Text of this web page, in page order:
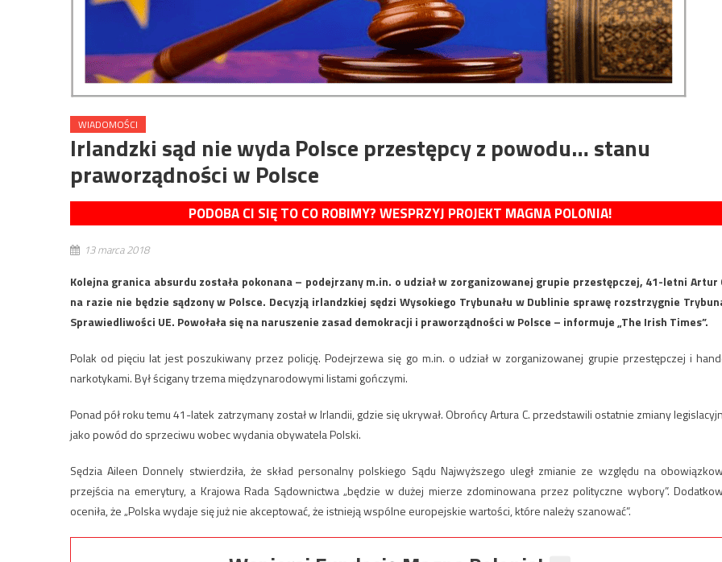
WIADOMOŚCI
Irlandzki sąd nie wyda Polsce przestępcy z powodu… stanu
praworządności w Polsce
PODOBA CI SIĘ TO CO ROBIMY? WESPRZYJ PROJEKT MAGNA POLONIA!
13 marca 2018
Kolejna granica absurdu została pokonana – podejrzany m.in. o udział w zorganizowanej grupie przestępczej, 41-letni Artur
na razie nie będzie sądzony w Polsce. Decyzją irlandzkiej sędzi Wysokiego Trybunału w Dublinie sprawę rozstrzygnie
Sprawiedliwości UE. Powołała się na naruszenie zasad demokracji i praworządności w Polsce – informuje „The Irish Times”.
Polak od pięciu lat jest poszukiwany przez policję. Podejrzewa się go m.in. o udział w zorganizowanej grupie przestępczej i
narkotykami. Był ścigany trzema międzynarodowymi listami gończymi.
Ponad pół roku temu 41-latek zatrzymany został w Irlandii, gdzie się ukrywał. Obrońcy Artura C. przedstawili ostatnie zmiany
jako powód do sprzeciwu wobec wydania obywatela Polski.
Sędzia Aileen Donnely stwierdziła, że skład personalny polskiego Sądu Najwyższego uległ zmianie ze względu na
przejścia na emerytury, a Krajowa Rada Sądownictwa „będzie w dużej mierze zdominowana przez polityczne wybory”.
oceniła, że „Polska wydaje się już nie akceptować, że istnieją wspólne europejskie wartości, które należy szanować”.